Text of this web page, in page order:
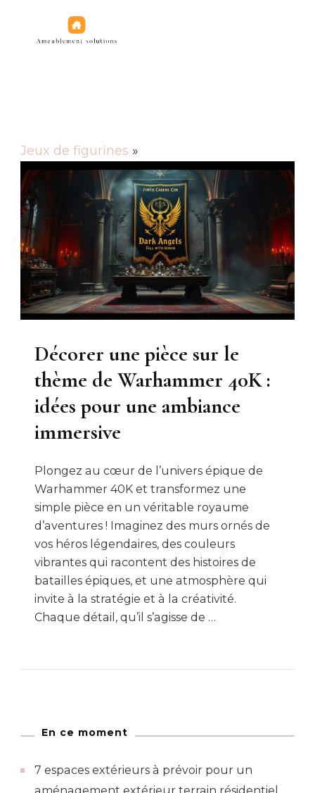
Jeux de figurines
Jeux de figurines »
Décorer une pièce sur le
thème de Warhammer 40K :
idées pour une ambiance
immersive
Plongez au cœur de l’univers épique de
Warhammer 40K et transformez une
simple pièce en un véritable royaume
d’aventures ! Imaginez des murs ornés de
vos héros légendaires, des couleurs
vibrantes qui racontent des histoires de
batailles épiques, et une atmosphère qui
invite à la stratégie et à la créativité.
Chaque détail, qu’il s’agisse de …
En ce moment
7 espaces extérieurs à prévoir pour un